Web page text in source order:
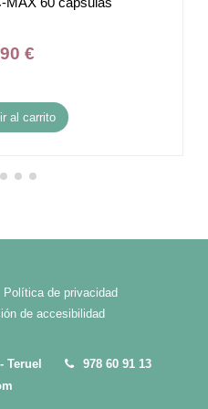
€
al carrito
Política de privacidad
de accesibilidad
Teruel
978 60 91 13